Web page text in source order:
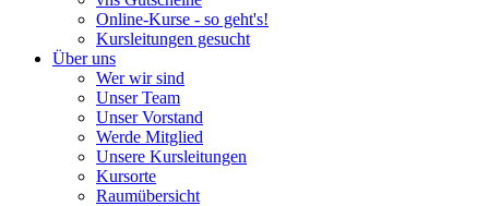
Online-Kurse - so geht's!
Kursleitungen gesucht
Über uns
Wer wir sind
Unser Team
Unser Vorstand
Werde Mitglied
Unsere Kursleitungen
Kursorte
Raumübersicht